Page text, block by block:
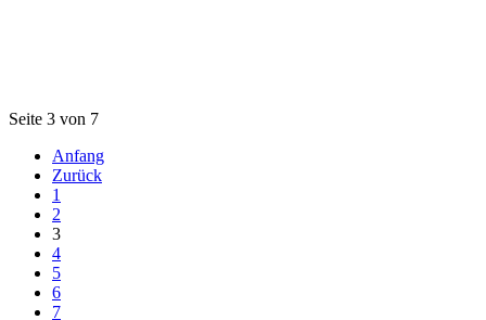
Seite 3 von 7
Anfang
Zurück
1
2
3
4
5
6
7